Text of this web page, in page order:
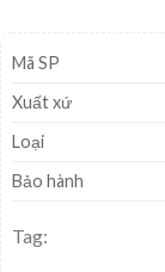
Mã SP
Xuất xứ
Loại
Bảo hành
Tag: